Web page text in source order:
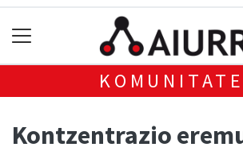
Kontzentrazio